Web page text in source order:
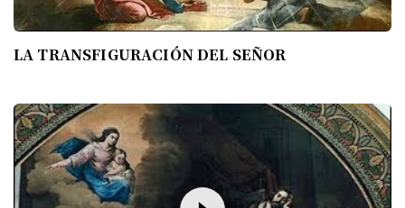
LA TRANSFIGURACIÓN DEL SEÑOR